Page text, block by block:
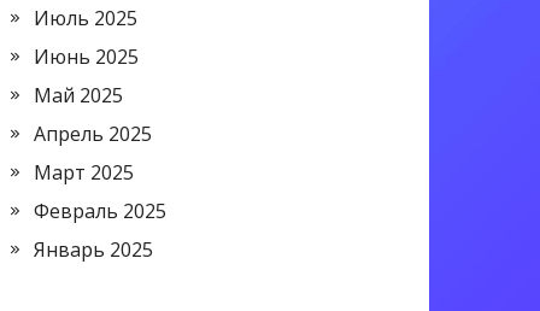
Июль 2025
Июнь 2025
Май 2025
Апрель 2025
Март 2025
Февраль 2025
Январь 2025